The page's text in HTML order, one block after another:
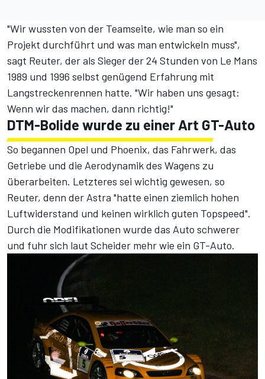
"Wir wussten von der Teamseite, wie man so ein
Projekt durchführt und was man entwickeln muss",
sagt Reuter, der als Sieger der 24 Stunden von Le Mans
1989 und 1996 selbst genügend Erfahrung mit
Langstreckenrennen hatte. "Wir haben uns gesagt:
Wenn wir das machen, dann richtig!"
DTM-Bolide wurde zu einer Art GT-Auto
So begannen Opel und Phoenix, das Fahrwerk, das
Getriebe und die Aerodynamik des Wagens zu
überarbeiten. Letzteres sei wichtig gewesen, so
Reuter, denn der Astra "hatte einen ziemlich hohen
Luftwiderstand und keinen wirklich guten Topspeed".
Durch die Modifikationen wurde das Auto schwerer
und fuhr sich laut Scheider mehr wie ein GT-Auto.